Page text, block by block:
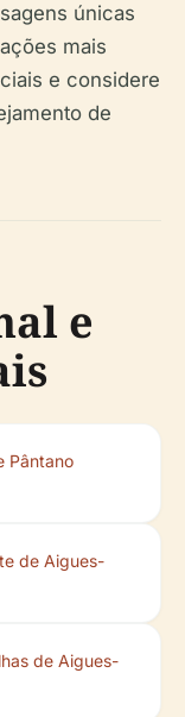
únicas
mais
e considere
de
e
Pântano
de Aigues-
de Aigues-